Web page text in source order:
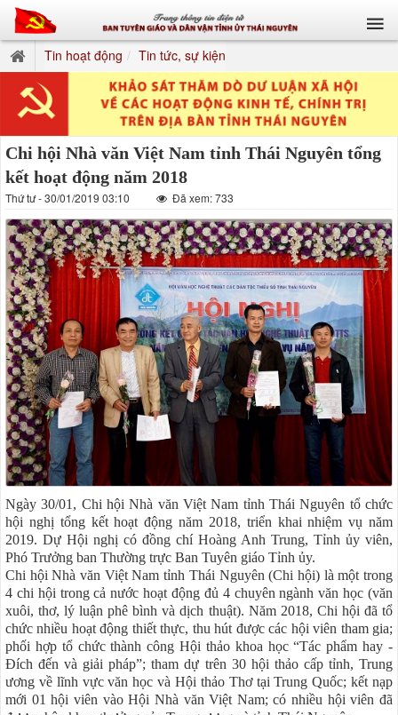
Tin hoạt động Tin tức, sự kiện
Chi hội Nhà văn Việt Nam tỉnh Thái Nguyên tổng
kết hoạt động năm 2018
Thứ tư - 30/01/2019 03:10 Đã xem: 733
Ngày 30/01, Chi hội Nhà văn Việt Nam tỉnh Thái Nguyên tổ chức
hội nghị tổng kết hoạt động năm 2018, triển khai nhiệm vụ năm
2019. Dự Hội nghị có đồng chí Hoàng Anh Trung, Tỉnh ủy viên,
Phó Trưởng ban Thường trực Ban Tuyên giáo Tỉnh ủy.
Chi hội Nhà văn Việt Nam tỉnh Thái Nguyên (Chi hội) là một trong
4 chi hội trong cả nước hoạt động đủ 4 chuyên ngành văn học (văn
xuôi, thơ, lý luận phê bình và dịch thuật). Năm 2018, Chi hội đã tổ
chức nhiều hoạt động thiết thực, thu hút được các hội viên tham gia;
phối hợp tổ chức thành công Hội thảo khoa học “Tác phẩm hay -
Đích đến và giải pháp”; tham dự trên 30 hội thảo cấp tỉnh, Trung
ương về lĩnh vực văn học và Hội thảo Thơ tại Trung Quốc; kết nạp
mới 01 hội viên vào Hội Nhà văn Việt Nam; có nhiều hội viên đã